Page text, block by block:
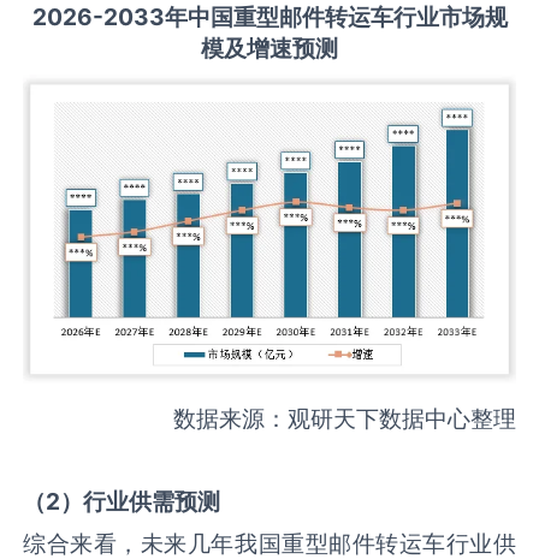
2026-2033年中国重型邮件转运车行业市场规
模及增速预测
数据来源：观研天下数据中心整理
（2）行业供需预测
综合来看，未来几年我国重型邮件转运车行业供